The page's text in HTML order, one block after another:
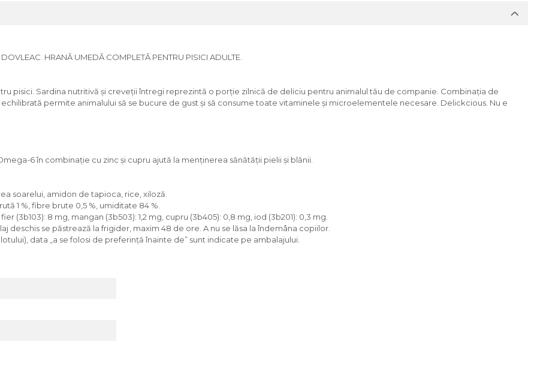
HRANĂ UMEDĂ COMPLETĂ PENTRU PISICI ADULTE.
pisici. Sardina nutritivă și creveții întregi reprezintă o porție zilnică de deliciu pentru animalul tău de companie. Combinația de
permite animalului să se bucure de gust și să consume toate vitaminele și microelementele necesare. Delickcious. Nu e
6 în combinație cu zinc și cupru ajută la menținerea sănătății pielii și blănii.
soarelui, amidon de tapioca, rice, xiloză.
1 %, fibre brute 0,5 %, umiditate 84 %.
(3b103): 8 mg, mangan (3b503): 1,2 mg, cupru (3b405): 0,8 mg, iod (3b201): 0,3 mg.
deschis se păstrează la frigider, maxim 48 de ore. A nu se lăsa la îndemâna copiilor.
data „a se folosi de preferință înainte de” sunt indicate pe ambalajului.